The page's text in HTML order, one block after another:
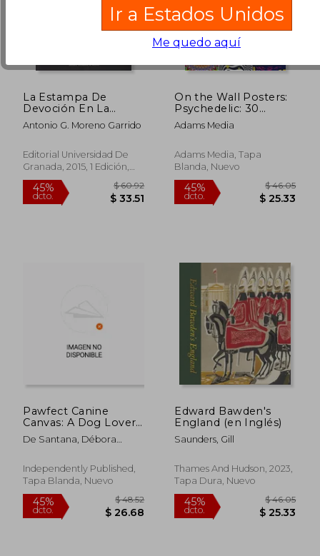
45%
dcto. $ 22.17
45%
dcto. $
La Estampa De
Devoción En La
España De Los Siglos
Xviii Y Xix: Trescientos
Grabados Abiertos A
Talla Dulce Por
(fuera De Colección)
Antonio G. Moreno Garrido
Editorial Universidad De
Granada, 2015, 1 Edición,
Tapa Blanda, Nuevo
On the Wall Posters:
Psychedelic: 30
Trippy Wall Posters
to Tear out and Hang
Adams Media
Adams Media, Tapa
Blanda, Nuevo
Pawfect Canine
Canvas: A Dog Lover's
Coloring Adventure: A
Dog Lover's Coloring
De Santana, Débora
Independently Published,
Tapa Blanda, Nuevo
Edward Bawden's
England (en Inglés)
Saunders, Gill
Thames And Hudson, 2023,
Tapa Dura, Nuevo
Ir a Estados Unidos
Me quedo aquí